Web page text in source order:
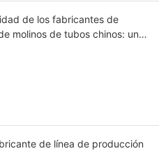
de los fabricantes de
molinos de tubos chinos: un
de línea de producción